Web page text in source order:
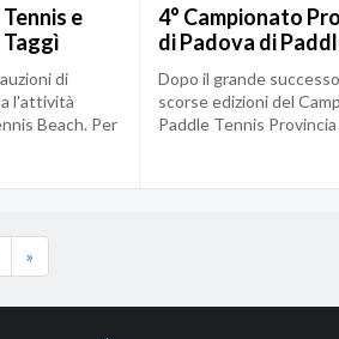
e
Taggì
Volley
di
l'attività
Beach. Per
4° Campionato
di Padova di
Dopo il grande
scorse edizioni del
Paddle Tennis
»